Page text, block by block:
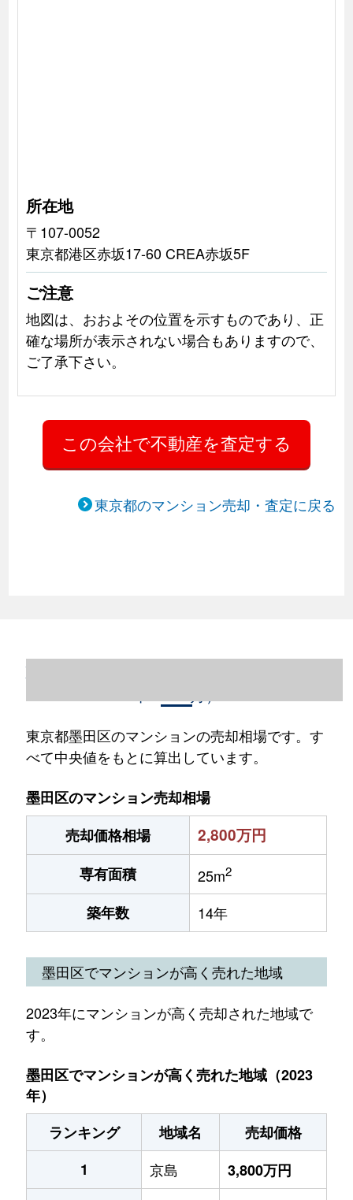
所在地
〒107-0052
東京都港区赤坂17-60 CREA赤坂5F
ご注意
地図は、おおよその位置を示すものであり、正
確な場所が表示されない場合もありますので、
ご了承下さい。
東京都のマンション売却・査定に戻る
東京都墨田区のマンション売却情報（2023
東京都墨田区のマンションの売却相場です。す
べて中央値をもとに算出しています。
墨田区のマンション売却相場
売却価格相場
2,800万円
専有面積 25m2
築年数 14年
墨田区でマンションが高く売れた地域
2023年にマンションが高く売却された地域で
す。
墨田区でマンションが高く売れた地域（2023
年）
ランキング
地域名
売却価格
1
京島
3,800万円